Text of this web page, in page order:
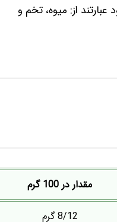
از: میوه، تخم و
مقدار در 100 گرم
8/12 گرم